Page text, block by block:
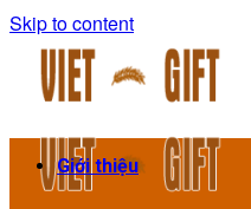
Skip to content
Giới thiệu